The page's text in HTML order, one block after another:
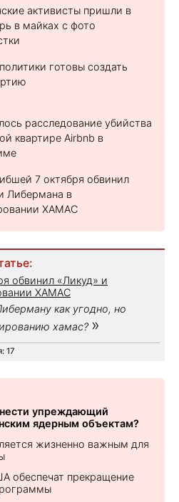
активисты пришли в
в майках с фото
готовы создать
расследование убийства
квартире Airbnb в
7 октября обвинил
Либермана в
ХАМАС
обвинил «Ликуд» и
ХАМАС
как угодно, но
хамас? »
17
упреждающий
ядерным объектам?
жизненно важным для
обеспечат прекращение